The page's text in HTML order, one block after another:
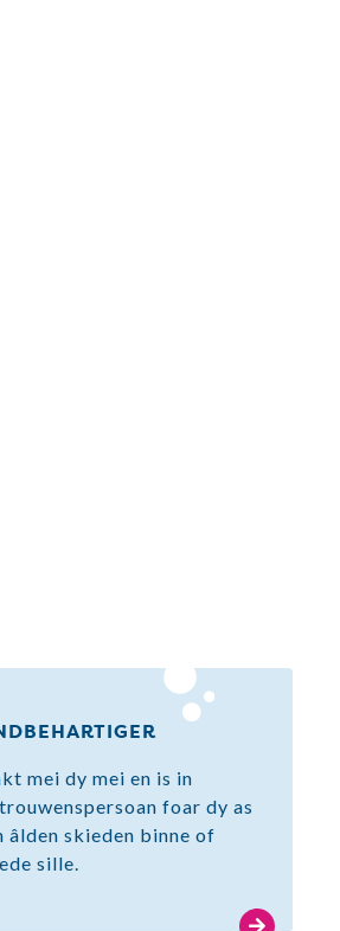
mei dy mei en is in
foar dy as
âlden skieden binne of
sille.